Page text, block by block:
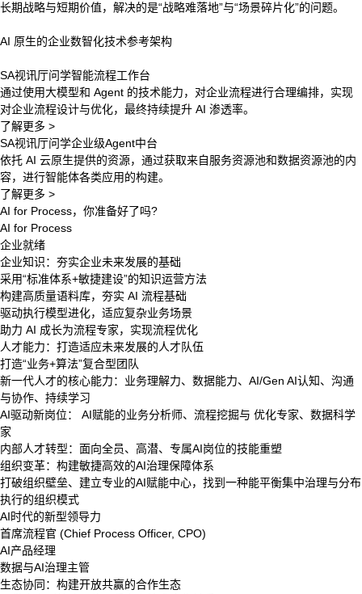
长期战略与短期价值，解决的是“战略难落地”与“场景碎片化”的问题。
AI 原生的企业数智化技术参考架构
SA视讯厅问学智能流程工作台
通过使用大模型和 Agent 的技术能力，对企业流程进行合理编排，实现
对企业流程设计与优化，最终持续提升 AI 渗透率。
了解更多 >
SA视讯厅问学企业级Agent中台
依托 AI 云原生提供的资源，通过获取来自服务资源池和数据资源池的内
容，进行智能体各类应用的构建。
了解更多 >
AI for Process，你准备好了吗?
AI for Process
企业就绪
企业知识：夯实企业未来发展的基础
采用“标准体系+敏捷建设”的知识运营方法
构建高质量语料库，夯实 AI 流程基础
驱动执行模型进化，适应复杂业务场景
助力 AI 成长为流程专家，实现流程优化
人才能力：打造适应未来发展的人才队伍
打造“业务+算法”复合型团队
新一代人才的核心能力：业务理解力、数据能力、AI/Gen AI认知、沟通
与协作、持续学习
AI驱动新岗位： AI赋能的业务分析师、流程挖掘与 优化专家、数据科学
家
内部人才转型：面向全员、高潜、专属AI岗位的技能重塑
组织变革：构建敏捷高效的AI治理保障体系
打破组织壁垒、建立专业的AI赋能中心，找到一种能平衡集中治理与分布
执行的组织模式
AI时代的新型领导力
首席流程官 (Chief Process Officer, CPO)
AI产品经理
数据与AI治理主管
生态协同：构建开放共赢的合作生态